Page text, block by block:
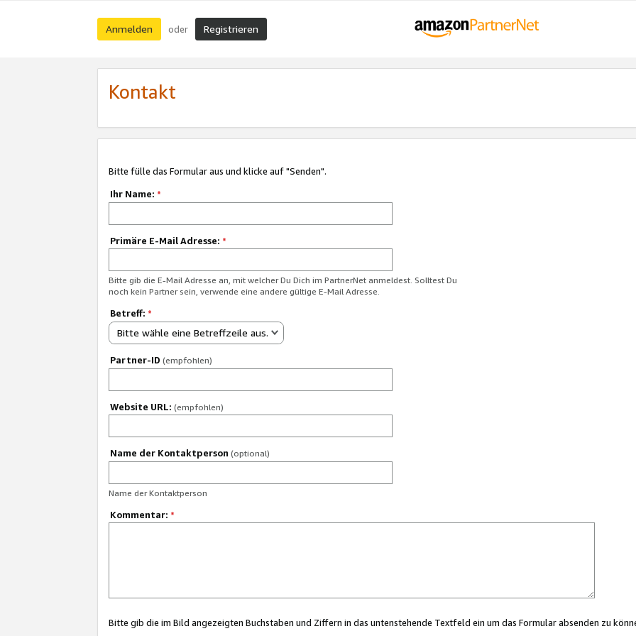
Anmelden oder Registrieren
Kontakt
Bitte fülle das Formular aus und klicke auf "Senden".
Ihr Name: *
Primäre E-Mail Adresse: *
Bitte gib die E-Mail Adresse an, mit welcher Du Dich im PartnerNet anmeldest. Solltest Du
noch kein Partner sein, verwende eine andere gültige E-Mail Adresse.
Betreff: *
Bitte wähle eine Betreffzeile aus.
Partner-ID (empfohlen)
Website URL: (empfohlen)
Name der Kontaktperson (optional)
Name der Kontaktperson
Kommentar: *
Bitte gib die im Bild angezeigten Buchstaben und Ziffern in das untenstehende Textfeld ein um das Formular absenden zu